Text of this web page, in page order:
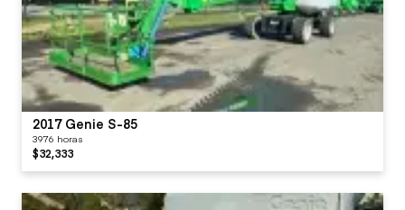
2017 Genie S-85
3976 horas
$32,333